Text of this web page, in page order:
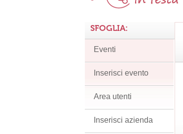
SFOGLIA:
Eventi
Inserisci evento
Area utenti
Inserisci azienda